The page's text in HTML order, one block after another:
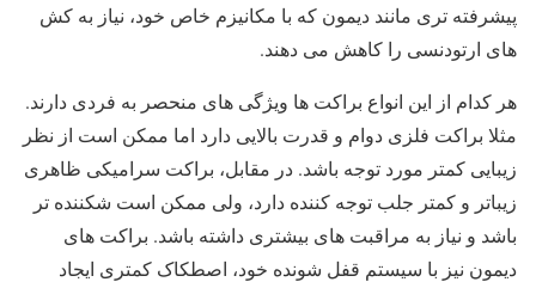
پیشرفته تری مانند دیمون که با مکانیزم خاص خود، نیاز به کش
های ارتودنسی را کاهش می دهند.
هر کدام از این انواع براکت ها ویژگی های منحصر به فردی دارند.
مثلا براکت فلزی دوام و قدرت بالایی دارد اما ممکن است از نظر
زیبایی کمتر مورد توجه باشد. در مقابل، براکت سرامیکی ظاهری
زیباتر و کمتر جلب توجه کننده دارد، ولی ممکن است شکننده تر
باشد و نیاز به مراقبت های بیشتری داشته باشد. براکت های
دیمون نیز با سیستم قفل شونده خود، اصطکاک کمتری ایجاد